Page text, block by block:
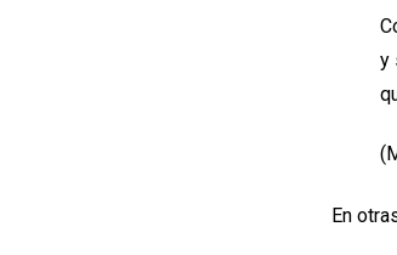
y
En